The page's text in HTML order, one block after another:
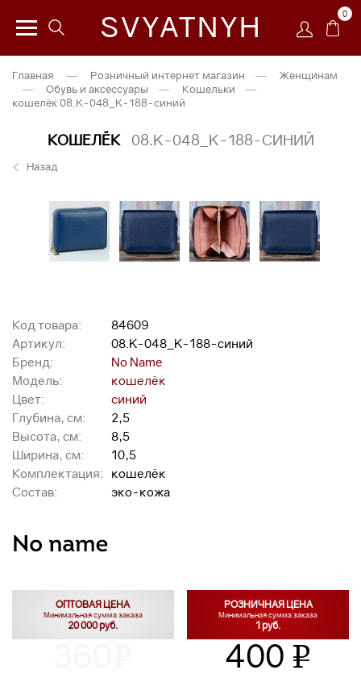
SVYATNYH 0
Главная — Розничный интернет магазин —
Женщинам
—
Обувь и аксессуары — Кошельки
—
кошелёк 08.K-048_K-188-синий
КОШЕЛЁК 08.K-048_K-188-СИНИЙ
Назад
Код товара:
84609
Артикул:
08.K-048_K-188-синий
Бренд:
No Name
Модель:
кошелёк
Цвет:
синий
Глубина, см:
2,5
Высота, см:
8,5
Ширина, см:
10,5
Комплектация:
кошелёк
Состав:
эко-кожа
ОПТОВАЯ ЦЕНА
Минимальная сумма заказа
20 000 руб.
РОЗНИЧНАЯ ЦЕНА
Минимальная сумма заказа
1 руб.
400 v